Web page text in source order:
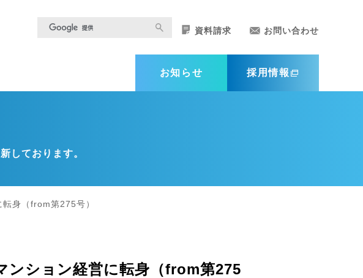
お知らせ 採用情報
資料請求 お問い合わせ
しております。
身（from第275号）
ンション経営に転身（from第275